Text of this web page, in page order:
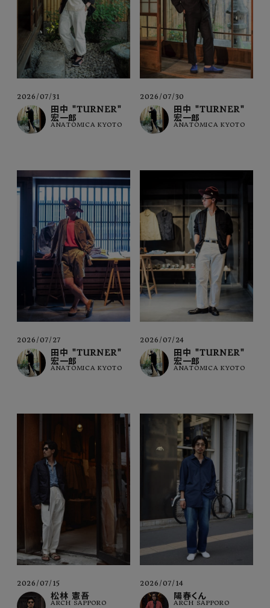
2026/07/31
田中 "TURNER"
宏一郎
ANATOMICA KYOTO
2026/07/30
田中 "TURNER"
宏一郎
ANATOMICA KYOTO
2026/07/27
田中 "TURNER"
宏一郎
ANATOMICA KYOTO
2026/07/24
田中 "TURNER"
宏一郎
ANATOMICA KYOTO
2026/07/15
松林 憲吾
ARCH SAPPORO
2026/07/14
陽春くん
ARCH SAPPORO